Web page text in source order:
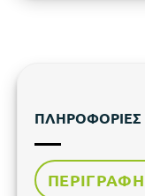
ΠΕΡΙΓΡΑΦΗ